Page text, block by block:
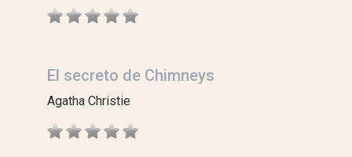
El secreto de Chimneys
Agatha Christie